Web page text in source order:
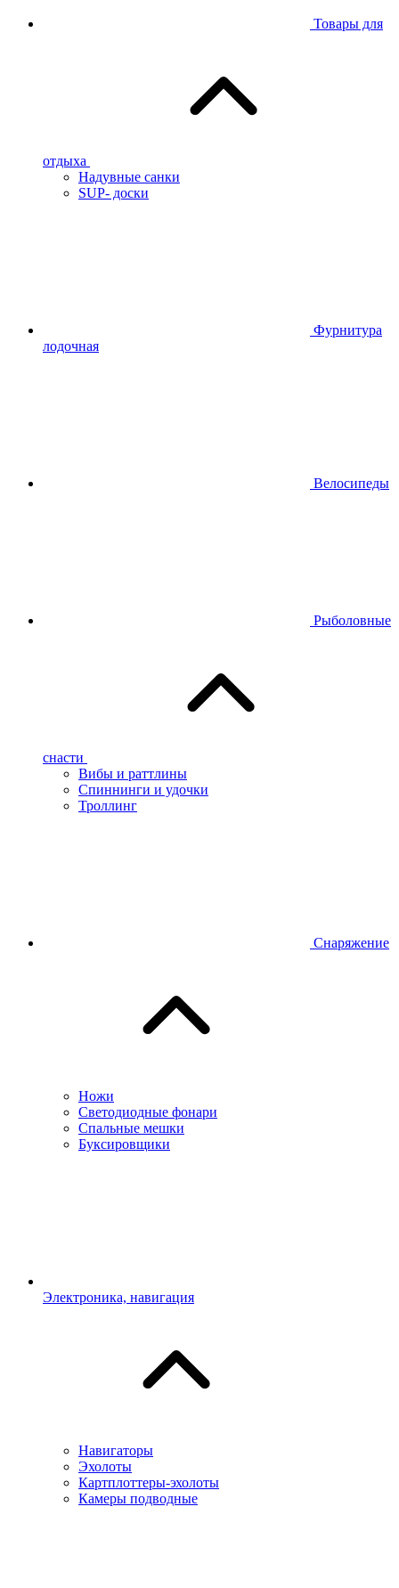
Товары для
отдыха
Надувные санки
SUP- доски
Фурнитура
лодочная
Велосипеды
Рыболовные
снасти
Вибы и раттлины
Спиннинги и удочки
Троллинг
Снаряжение
Ножи
Светодиодные фонари
Спальные мешки
Буксировщики
Электроника, навигация
Навигаторы
Эхолоты
Картплоттеры-эхолоты
Камеры подводные